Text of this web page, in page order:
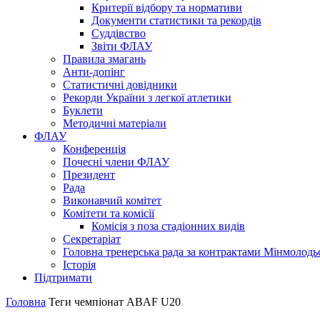
Критерії відбору та нормативи
Документи статистики та рекордів
Суддівство
Звіти ФЛАУ
Правила змагань
Анти-допінг
Статистичні довідники
Рекорди України з легкої атлетики
Буклети
Методичні матеріали
ФЛАУ
Конференція
Почесні члени ФЛАУ
Президент
Рада
Виконавчий комітет
Комітети та комісії
Комісія з поза стадіонних видів
Секретаріат
Головна тренерська рада за контрактами
Історія
Підтримати
Головна Теги чемпіонат ABAF U20